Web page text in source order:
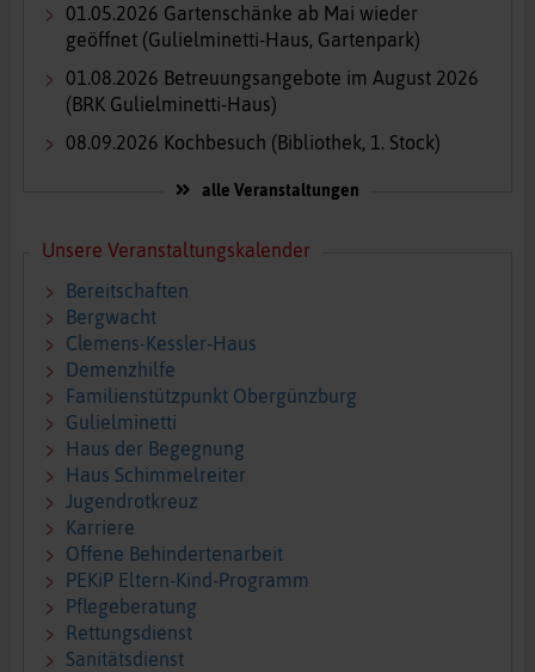
01.05.2026 Gartenschänke ab Mai wieder
geöffnet (Gulielminetti-Haus, Gartenpark)
01.08.2026 Betreuungsangebote im August 2026
(BRK Gulielminetti-Haus)
08.09.2026 Kochbesuch (Bibliothek, 1. Stock)
alle Veranstaltungen
Unsere Veranstaltungskalender
Bereitschaften
Bergwacht
Clemens-Kessler-Haus
Demenzhilfe
Familienstützpunkt Obergünzburg
Gulielminetti
Haus der Begegnung
Haus Schimmelreiter
Jugendrotkreuz
Karriere
Offene Behindertenarbeit
PEKiP Eltern-Kind-Programm
Pflegeberatung
Rettungsdienst
Sanitätsdienst